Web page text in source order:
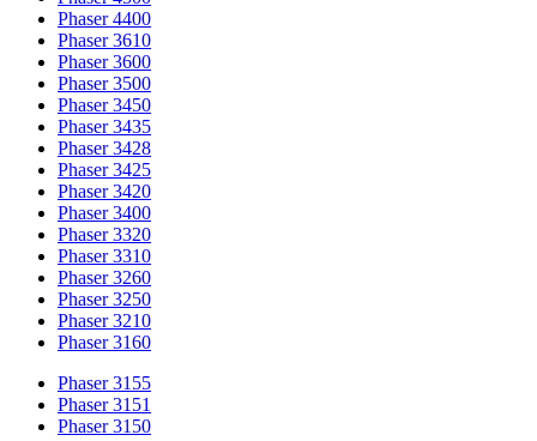
Phaser 4400
Phaser 3610
Phaser 3600
Phaser 3500
Phaser 3450
Phaser 3435
Phaser 3428
Phaser 3425
Phaser 3420
Phaser 3400
Phaser 3320
Phaser 3310
Phaser 3260
Phaser 3250
Phaser 3210
Phaser 3160
Phaser 3155
Phaser 3151
Phaser 3150